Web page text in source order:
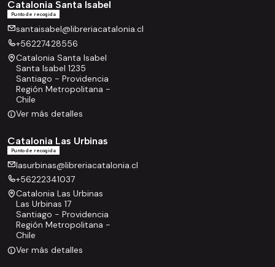
Catalonia Santa Isabel
Punto de recogida
santaisabel@libreriacatalonia.cl
+56227428556
Catalonia Santa Isabel
Santa Isabel 1235
Santiago - Providencia
Región Metropolitana -
Chile
Ver más detalles
Catalonia Las Urbinas
Punto de recogida
lasurbinas@libreriacatalonia.cl
+56222341037
Catalonia Las Urbinas
Las Urbinas 17
Santiago - Providencia
Región Metropolitana -
Chile
Ver más detalles